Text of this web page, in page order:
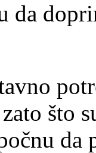
da
što